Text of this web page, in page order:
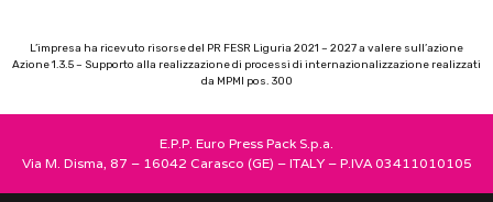
L’impresa ha ricevuto risorse del PR FESR Liguria 2021 – 2027 a valere sull’azione
Azione 1.3.5 – Supporto alla realizzazione di processi di internazionalizzazione realizzati
da MPMI pos. 300
E.P.P. Euro Press Pack S.p.a.
Via M. Disma, 87 – 16042 Carasco (GE) – ITALY – P.IVA 03411010105